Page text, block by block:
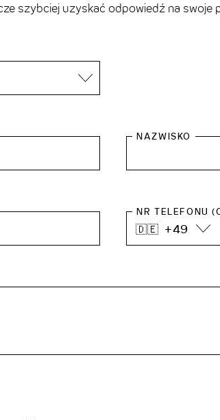
szybciej uzyskać odpowiedź na swoje
NAZWISKO
NR TELEFONU